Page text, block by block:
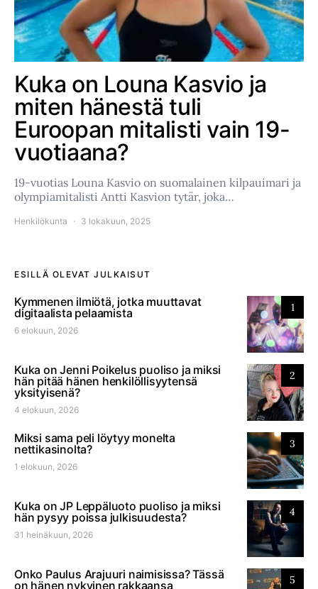
Kuka on Louna Kasvio ja
miten hänestä tuli
Euroopan mitalisti vain 19-
vuotiaana?
19-vuotias Louna Kasvio on suomalainen kilpauimari ja
olympiamitalisti Antti Kasvion tytär, joka…
Henkilökunta 3 lokakuun, 2025
ESILLÄ OLEVAT JULKAISUT
1
Kymmenen ilmiötä, jotka muuttavat
digitaalista pelaamista
6 elokuun, 2026
2
Kuka on Jenni Poikelus puoliso ja miksi
hän pitää hänen henkilöllisyytensä
yksityisenä?
4 elokuun, 2026
3
Miksi sama peli löytyy monelta
nettikasinolta?
1 elokuun, 2026
4
Kuka on JP Leppäluoto puoliso ja miksi
hän pysyy poissa julkisuudesta?
31 heinäkuun, 2026
5
Onko Paulus Arajuuri naimisissa? Tässä
on hänen nykyinen rakkaansa